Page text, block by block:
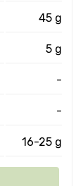
45 g
5 g
-
-
16-25 g